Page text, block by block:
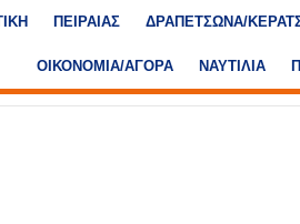
ΠΕΙΡΑΙΑΣ ΔΡΑΠΕΤΣΩΝΑ/
ΟΙΚΟΝΟΜΙΑ/ΑΓΟΡΑ ΝΑΥΤΙΛΙΑ